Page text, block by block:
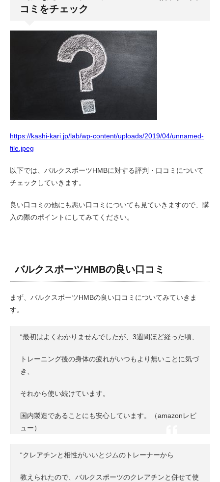
コミをチェック
https://kashi-kari.jp/lab/wp-content/uploads/2019/04/unnamed-
file.jpeg
以下では、バルクスポーツHMBに対する評判・口コミについて
チェックしていきます。
良い口コミの他にも悪い口コミについても見ていきますので、購
入の際のポイントにしてみてください。
バルクスポーツHMBの良い口コミ
まず、バルクスポーツHMBの良い口コミについてみていきま
す。
“最初はよくわかりませんでしたが、3週間ほど経った頃、
トレーニング後の身体の疲れがいつもより無いことに気づ
き、
それから使い続けています。
国内製造であることにも安心しています。（amazonレビ
ュー）
“クレアチンと相性がいいとジムのトレーナーから
教えられたので、バルクスポーツのクレアチンと併せて使